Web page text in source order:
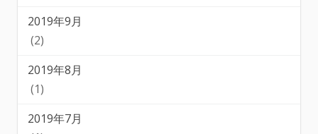
2019年9月
(2)
2019年8月
(1)
2019年7月